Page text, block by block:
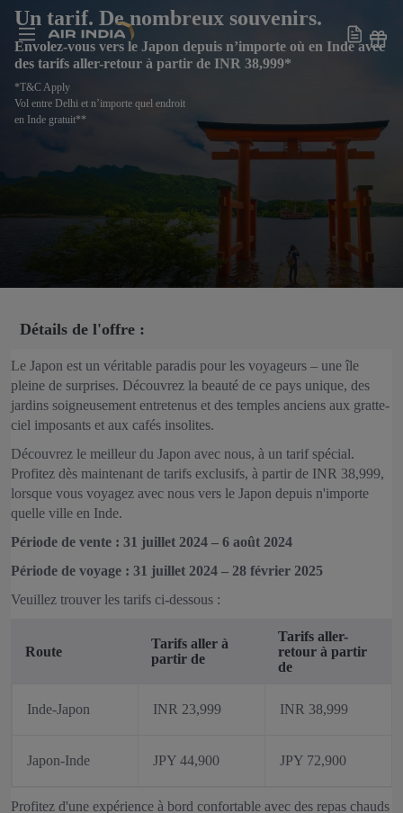
Un tarif. De nombreux souvenirs.
Envolez-vous vers le Japon depuis n’importe où en Inde avec
des tarifs aller-retour à partir de INR 38,999*
*T&C Apply
Vol entre Delhi et n’importe quel endroit
en Inde gratuit**
Détails de l'offre :
Le Japon est un véritable paradis pour les voyageurs – une île
pleine de surprises. Découvrez la beauté de ce pays unique, des
jardins soigneusement entretenus et des temples anciens aux gratte-
ciel imposants et aux cafés insolites.
Découvrez le meilleur du Japon avec nous, à un tarif spécial.
Profitez dès maintenant de tarifs exclusifs, à partir de INR 38,999,
lorsque vous voyagez avec nous vers le Japon depuis n'importe
quelle ville en Inde.
Période de vente : 31 juillet 2024 – 6 août 2024
Période de voyage : 31 juillet 2024 – 28 février 2025
Veuillez trouver les tarifs ci-dessous :
Route
Tarifs aller à
partir de
Tarifs aller-
retour à partir
de
Inde-Japon INR 23,999 INR 38,999
Japon-Inde JPY 44,900 JPY 72,900
Profitez d'une expérience à bord confortable avec des repas chauds